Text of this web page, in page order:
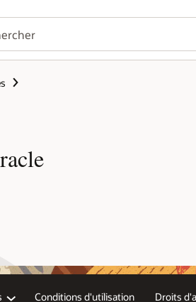
Conditions d'utilisation Droits